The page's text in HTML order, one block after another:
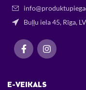
Buļļu iela 45, Rīga,
E-VEIKALS